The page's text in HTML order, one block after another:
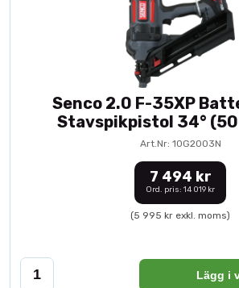
Senco 2.0 F-35XP
Stavspikpistol 34°
Art.Nr: 10G2003N
7 494 kr
Ord. pris: 14 019 kr
(5 995 kr exkl. moms)
Lägg i